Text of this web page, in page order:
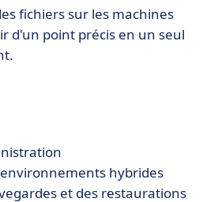
fichiers sur les machines
d'un point précis en un seul
AWS, Microsoft et Google.
du provisionnement
grâce aux vastes
REST.
plus rapides avec mises à jour
hybrides
et des restaurations